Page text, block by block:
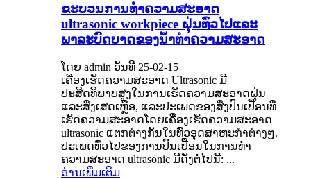
ຂະບວນການທໍາຄວາມສະອາດ
ultrasonic workpiece ຝຸ່ນທົ່ວໄປແລະ
ພາລະບົດບາດຂອງນ້ໍາທໍາຄວາມສະອາດ
ໂດຍ admin ວັນທີ 25-02-15
ເຄື່ອງເຮັດຄວາມສະອາດ Ultrasonic ມີ
ປະສິດທິພາບສູງໃນການເຮັດຄວາມສະອາດຝຸ່ນ
ແລະສິ່ງເສດເຫຼືອ, ແລະປະເພດຂອງສິ່ງປົນເປື້ອນທີ່
ເຮັດຄວາມສະອາດໂດຍເຄື່ອງເຮັດຄວາມສະອາດ
ultrasonic ແຕກຕ່າງກັນໃນທົ່ວອຸດສາຫະກໍາຕ່າງໆ.
ປະເພດທົ່ວໄປຂອງການປົນເປື້ອນໃນການທໍາ
ຄວາມສະອາດ ultrasonic ມີດັ່ງຕໍ່ໄປນີ້: ...
ອ່ານເພີ່ມເຕີມ